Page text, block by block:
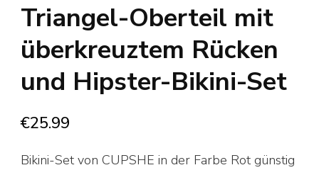
Triangel-Oberteil mit
überkreuztem Rücken
und Hipster-Bikini-Set
€25.99
Bikini-Set von CUPSHE in der Farbe Rot günstig